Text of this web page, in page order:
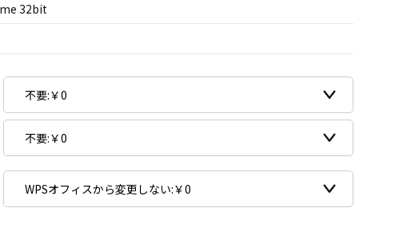
32bit